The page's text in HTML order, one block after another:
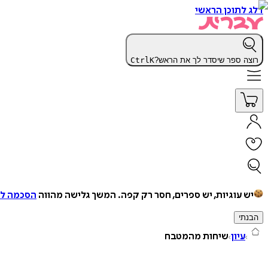
דלג לתוכן הראשי
רוצה ספר שיסדר לך את הראש? CtrlK
יש עוגיות, יש ספרים, חסר רק קפה. המשך גלישה מהווה הסכמה
הבנתי
עיון שיחות מהמטבח